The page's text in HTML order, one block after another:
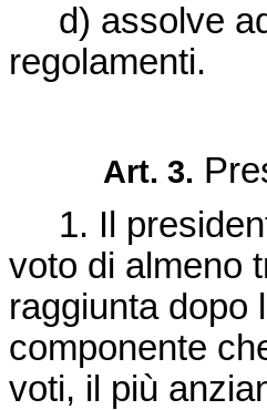
d) assolve ad
regolamenti.
Art. 3.
1. Il
voto di almeno
raggiunta dopo
componente
voti, il più